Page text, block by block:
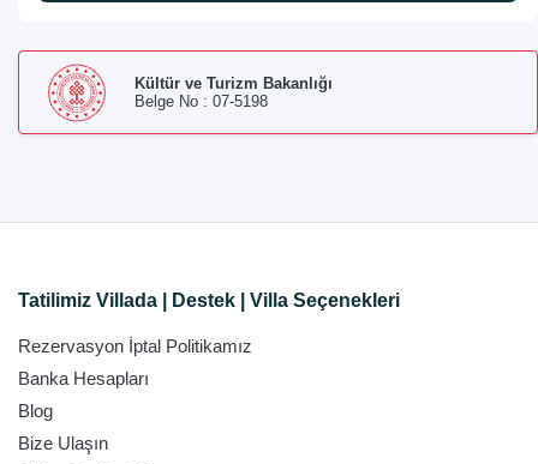
Kültür ve Turizm Bakanlığı
Belge No : 07-5198
Tatilimiz Villada | Destek | Villa Seçenekleri
Rezervasyon İptal Politikamız
Banka Hesapları
Blog
Bize Ulaşın